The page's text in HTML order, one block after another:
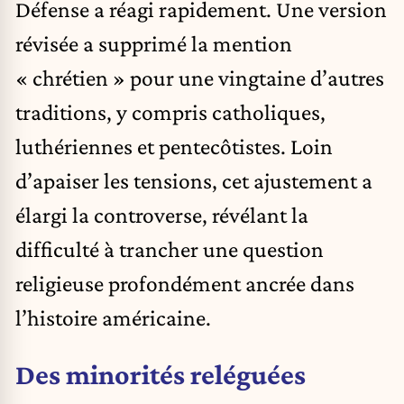
Défense a réagi rapidement. Une version
révisée a supprimé la mention
« chrétien » pour une vingtaine d’autres
traditions, y compris catholiques,
luthériennes et pentecôtistes. Loin
d’apaiser les tensions, cet ajustement a
élargi la controverse, révélant la
difficulté à trancher une question
religieuse profondément ancrée dans
l’histoire américaine.
Des minorités reléguées